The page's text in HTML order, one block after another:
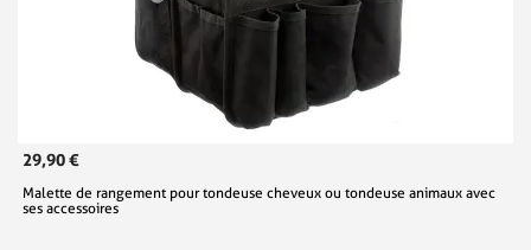
29,90 €
Malette de rangement pour tondeuse cheveux ou tondeuse animaux avec
ses accessoires